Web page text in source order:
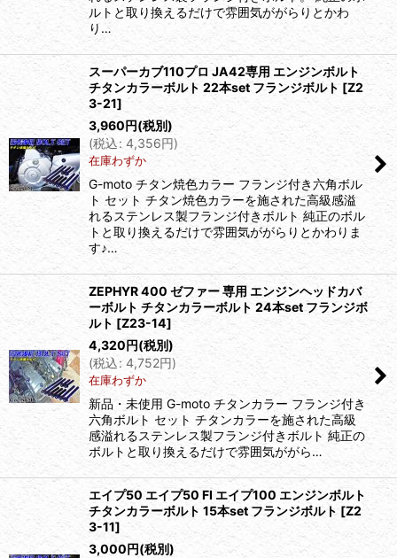
ルトと取り換えるだけで雰囲気ががらりとかわ
り…
スーパーカブ110プロ JA42専用 エンジンボルト
チタンカラーボルト 22本set フランジボルト [Z2
3-21]
3,960円(税別)
(税込: 4,356円)
在庫わずか
G-moto チタン焼色カラー フランジ付き六角ボル
ト セット チタン焼色カラーを施された高級感溢
れるステンレス製フランジ付きボルト 純正のボル
トと取り換えるだけで雰囲気ががらりとかわりま
す♪…
ZEPHYR 400 ゼファー 専用 エンジンヘッドカバ
ーボルト チタンカラーボルト 24本set フランジボ
ルト [Z23-14]
4,320円(税別)
(税込: 4,752円)
在庫わずか
新品・未使用 G-moto チタンカラー フランジ付き
六角ボルト セット チタンカラーを施された高級
感溢れるステンレス製フランジ付きボルト 純正の
ボルトと取り換えるだけで雰囲気ががら…
エイプ50 エイプ50 FI エイプ100 エンジンボルト
チタンカラーボルト 15本set フランジボルト [Z2
3-11]
3,000円(税別)